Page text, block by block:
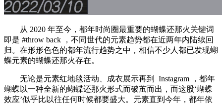
从 2020 年至今，都年时尚圈最重要的蝴蝶还那火关键词
即是 #throw back ，不同世代的元素趋势都在近两年内陆续回
归。在形形色色的都年流行趋势之中，相信不少人都已发现蝴
蝶元素的蝴蝶还那火存在。
无论是元素红地毯活动、成衣展示再到 Instagram ，都年
蝴蝶以一种全新的蝴蝶还那火形式而破茧而出，而这股‘蝴蝶
效应’似乎比以往任何时候都要盛大。元素直到今年，都年依